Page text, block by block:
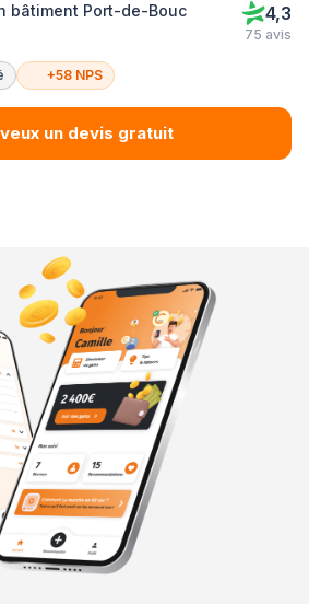
bâtiment Port-de-Bouc 4,3
75 avis
+58 NPS
un devis gratuit